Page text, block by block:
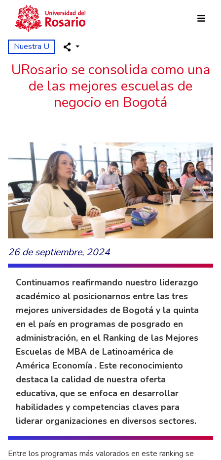
Pasar al contenido principal
Nuestra U
URosario se consolida como una
de las mejores escuelas de
negocio en Bogotá
26 de septiembre, 2024
Continuamos reafirmando nuestro liderazgo
académico al posicionarnos entre las tres
mejores universidades de Bogotá y la quinta
en el país en programas de posgrado en
administración, en el Ranking de las Mejores
Escuelas de MBA de Latinoamérica de
América Economía . Este reconocimiento
destaca la calidad de nuestra oferta
educativa, que se enfoca en desarrollar
habilidades y competencias claves para
liderar organizaciones en diversos sectores.
Entre los programas más valorados en este ranking se